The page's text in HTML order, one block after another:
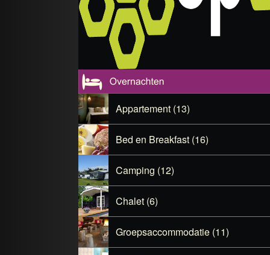
Appartement (13)
Bed en Breakfast (16)
Camping (12)
Chalet (6)
Groepsaccommodatie (11)